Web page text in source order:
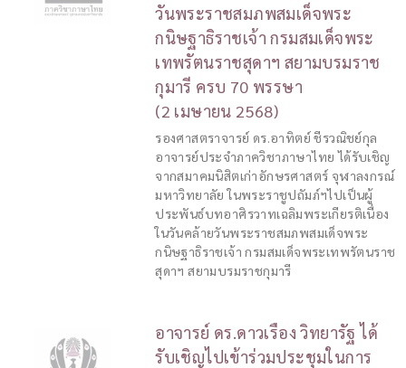
วันพระราชสมภพสมเด็จพระ
กนิษฐาธิราชเจ้า กรมสมเด็จพระ
เทพรัตนราชสุดาฯ สยามบรมราช
กุมารี ครบ 70 พรรษา
(2 เมษายน 2568)
รองศาสตราจารย์ ดร.อาทิตย์ ชีรวณิชย์กุล
อาจารย์ประจำภาควิชาภาษาไทย ได้รับเชิญ
จากสมาคมนิสิตเก่าอักษรศาสตร์ จุฬาลงกรณ์
มหาวิทยาลัย ในพระราชูปถัมภ์ฯไปเป็นผู้
ประพันธ์บทอาศิรวาทเฉลิมพระเกียรติเนื่อง
ในวันคล้ายวันพระราชสมภพสมเด็จพระ
กนิษฐาธิราชเจ้า กรมสมเด็จพระเทพรัตนราช
สุดาฯ สยามบรมราชกุมารี
อาจารย์ ดร.ดาวเรือง วิทยารัฐ ได้
รับเชิญไปเข้าร่วมประชุมในการ